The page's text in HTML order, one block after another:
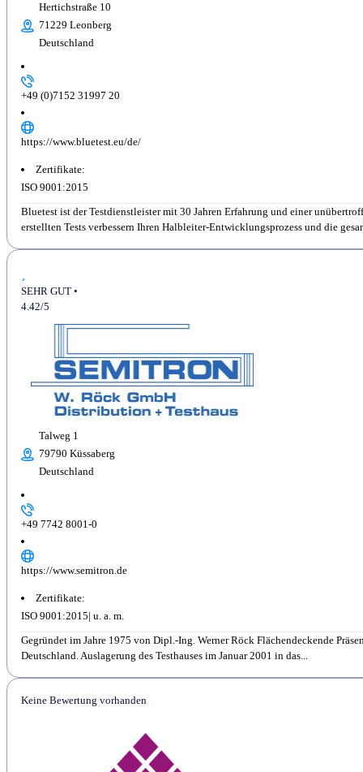
Hertichstraße 10
71229 Leonberg
Deutschland
+49 (0)7152 31997 20
https://www.bluetest.eu/de/
Zertifikate:
ISO 9001:2015
Bluetest ist der Testdienstleister mit 30 Jahren Erfahrung und einer
erstellten Tests verbessern Ihren Halbleiter-Entwicklungsprozess und die
Talweg 1
79790 Küssaberg
Deutschland
+49 7742 8001-0
https://www.semitron.de
Zertifikate:
ISO 9001:2015
Gegründet im Jahre 1975 von Dipl.-Ing. Werner Röck Flächendeckende
Deutschland. Auslagerung des Testhauses im Januar 2001 in das...
SEHR GUT •
4.42/5
Keine Bewertung vorhanden